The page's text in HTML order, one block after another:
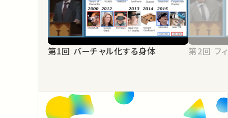
第1回 バーチャル化する身体 第2